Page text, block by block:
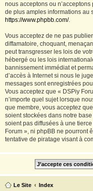
nous acceptons ou
de plus amples informations au
https://www.phpbb.com/.
Vous acceptez de ne pas
diffamatoire, choquant,
peut transgresser les lois de
hébergé ou les lois
bannissement immédiat et
d’accès à Internet si nous le
messages sont enregistrées
Vous acceptez que « DSPiy
n’importe quel sujet lorsque
que membre, vous acceptez
soient stockées dans notre
soient pas diffusées à une
Forum », ni phpBB ne pourront
tentative de piratage visant à
Le Site Index